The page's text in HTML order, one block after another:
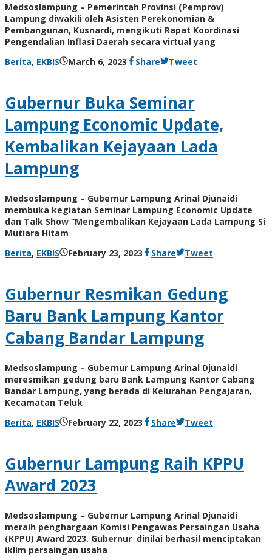
Medsoslampung – Pemerintah Provinsi (Pemprov)
Lampung diwakili oleh Asisten Perekonomian &
Pembangunan, Kusnardi, mengikuti Rapat Koordinasi
Pengendalian Inflasi Daerah secara virtual yang
Berita, EKBIS March 6, 2023 byShare Tweet
Gubernur Buka Seminar
Lampung Economic Update,
Kembalikan Kejayaan Lada
Lampung
Medsoslampung – Gubernur Lampung Arinal Djunaidi
membuka kegiatan Seminar Lampung Economic Update
dan Talk Show “Mengembalikan Kejayaan Lada Lampung Si
Mutiara Hitam
Berita, EKBIS February 23, 2023 byShare Tweet
Gubernur Resmikan Gedung
Baru Bank Lampung Kantor
Cabang Bandar Lampung
Medsoslampung – Gubernur Lampung Arinal Djunaidi
meresmikan gedung baru Bank Lampung Kantor Cabang
Bandar Lampung, yang berada di Kelurahan Pengajaran,
Kecamatan Teluk
Berita, EKBIS February 22, 2023 byShare Tweet
Gubernur Lampung Raih KPPU
Award 2023
Medsoslampung – Gubernur Lampung Arinal Djunaidi
meraih penghargaan Komisi Pengawas Persaingan Usaha
(KPPU) Award 2023. Gubernur dinilai berhasil menciptakan
iklim persaingan usaha